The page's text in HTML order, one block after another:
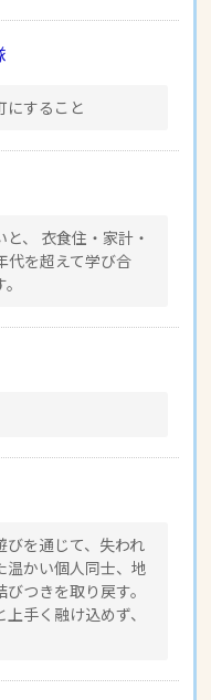
にすること
、 衣食住・家計・
代を超えて学び合
を通じて、失われ
温かい個人同士、地
つきを取り戻す。
手く融け込めず、